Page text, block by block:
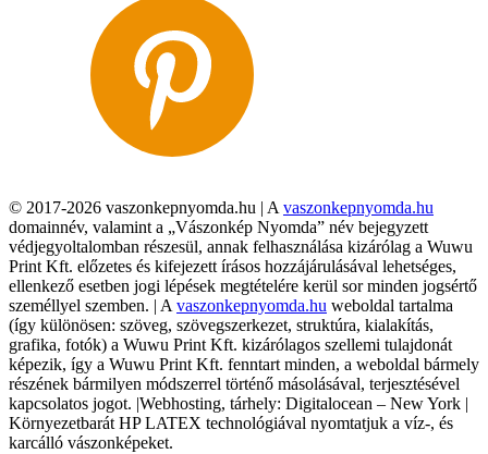
© 2017-2026 vaszonkepnyomda.hu | A vaszonkepnyomda.hu
domainnév, valamint a „Vászonkép Nyomda” név bejegyzett
védjegyoltalomban részesül, annak felhasználása kizárólag a Wuwu
Print Kft. előzetes és kifejezett írásos hozzájárulásával lehetséges,
ellenkező esetben jogi lépések megtételére kerül sor minden jogsértő
személlyel szemben. | A vaszonkepnyomda.hu weboldal tartalma
(így különösen: szöveg, szövegszerkezet, struktúra, kialakítás,
grafika, fotók) a Wuwu Print Kft. kizárólagos szellemi tulajdonát
képezik, így a Wuwu Print Kft. fenntart minden, a weboldal bármely
részének bármilyen módszerrel történő másolásával, terjesztésével
kapcsolatos jogot. |Webhosting, tárhely: Digitalocean – New York |
Környezetbarát HP LATEX technológiával nyomtatjuk a víz-, és
karcálló vászonképeket.